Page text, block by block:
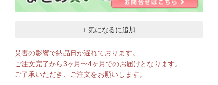
+ 気になるに追加
災害の影響で納品日が遅れております。
ご注文完了から3ヶ月〜4ヶ月でのお届けとなります。
ご了承いただき、ご注文をお願いします。